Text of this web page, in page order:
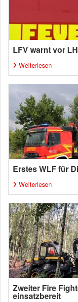
LFV warnt vor
Weiterlesen
Erstes WLF für
Weiterlesen
Zweiter Fire
einsatzbereit